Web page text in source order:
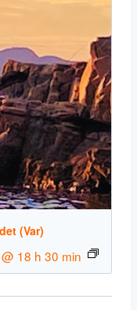
(Var)
18 h 30 min